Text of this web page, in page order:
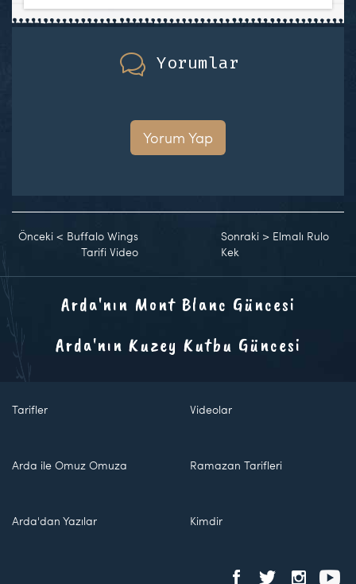
Yorumlar
Yorum Yap
Önceki < Buffalo Wings
Tarifi Video
Sonraki > Elmalı Rulo
Kek
Arda'nın Mont Blanc Güncesi
Arda'nın Kuzey Kutbu Güncesi
Tarifler Videolar
Arda ile Omuz Omuza Ramazan Tarifleri
Arda'dan Yazılar Kimdir